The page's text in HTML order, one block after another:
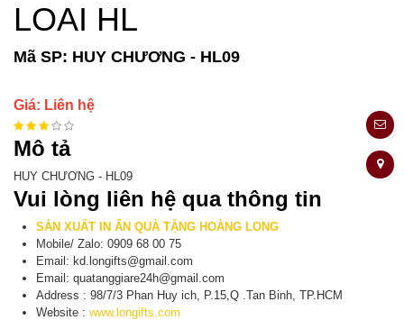
LOAI HL
Mã SP: HUY CHƯƠNG - HL09
Giá: Liên hệ
Mô tả
HUY CHƯƠNG - HL09
Vui lòng liên hệ qua thông tin
SẢN XUẤT IN ẤN QUÀ TẶNG HOÀNG LONG
Mobile/ Zalo: 0909 68 00 75
Email: kd.longifts@gmail.com
Email: quatanggiare24h@gmail.com
Address : 98/7/3 Phan Huy ich, P.15,Q .Tan Binh, TP.HCM
Website : www.longifts.com